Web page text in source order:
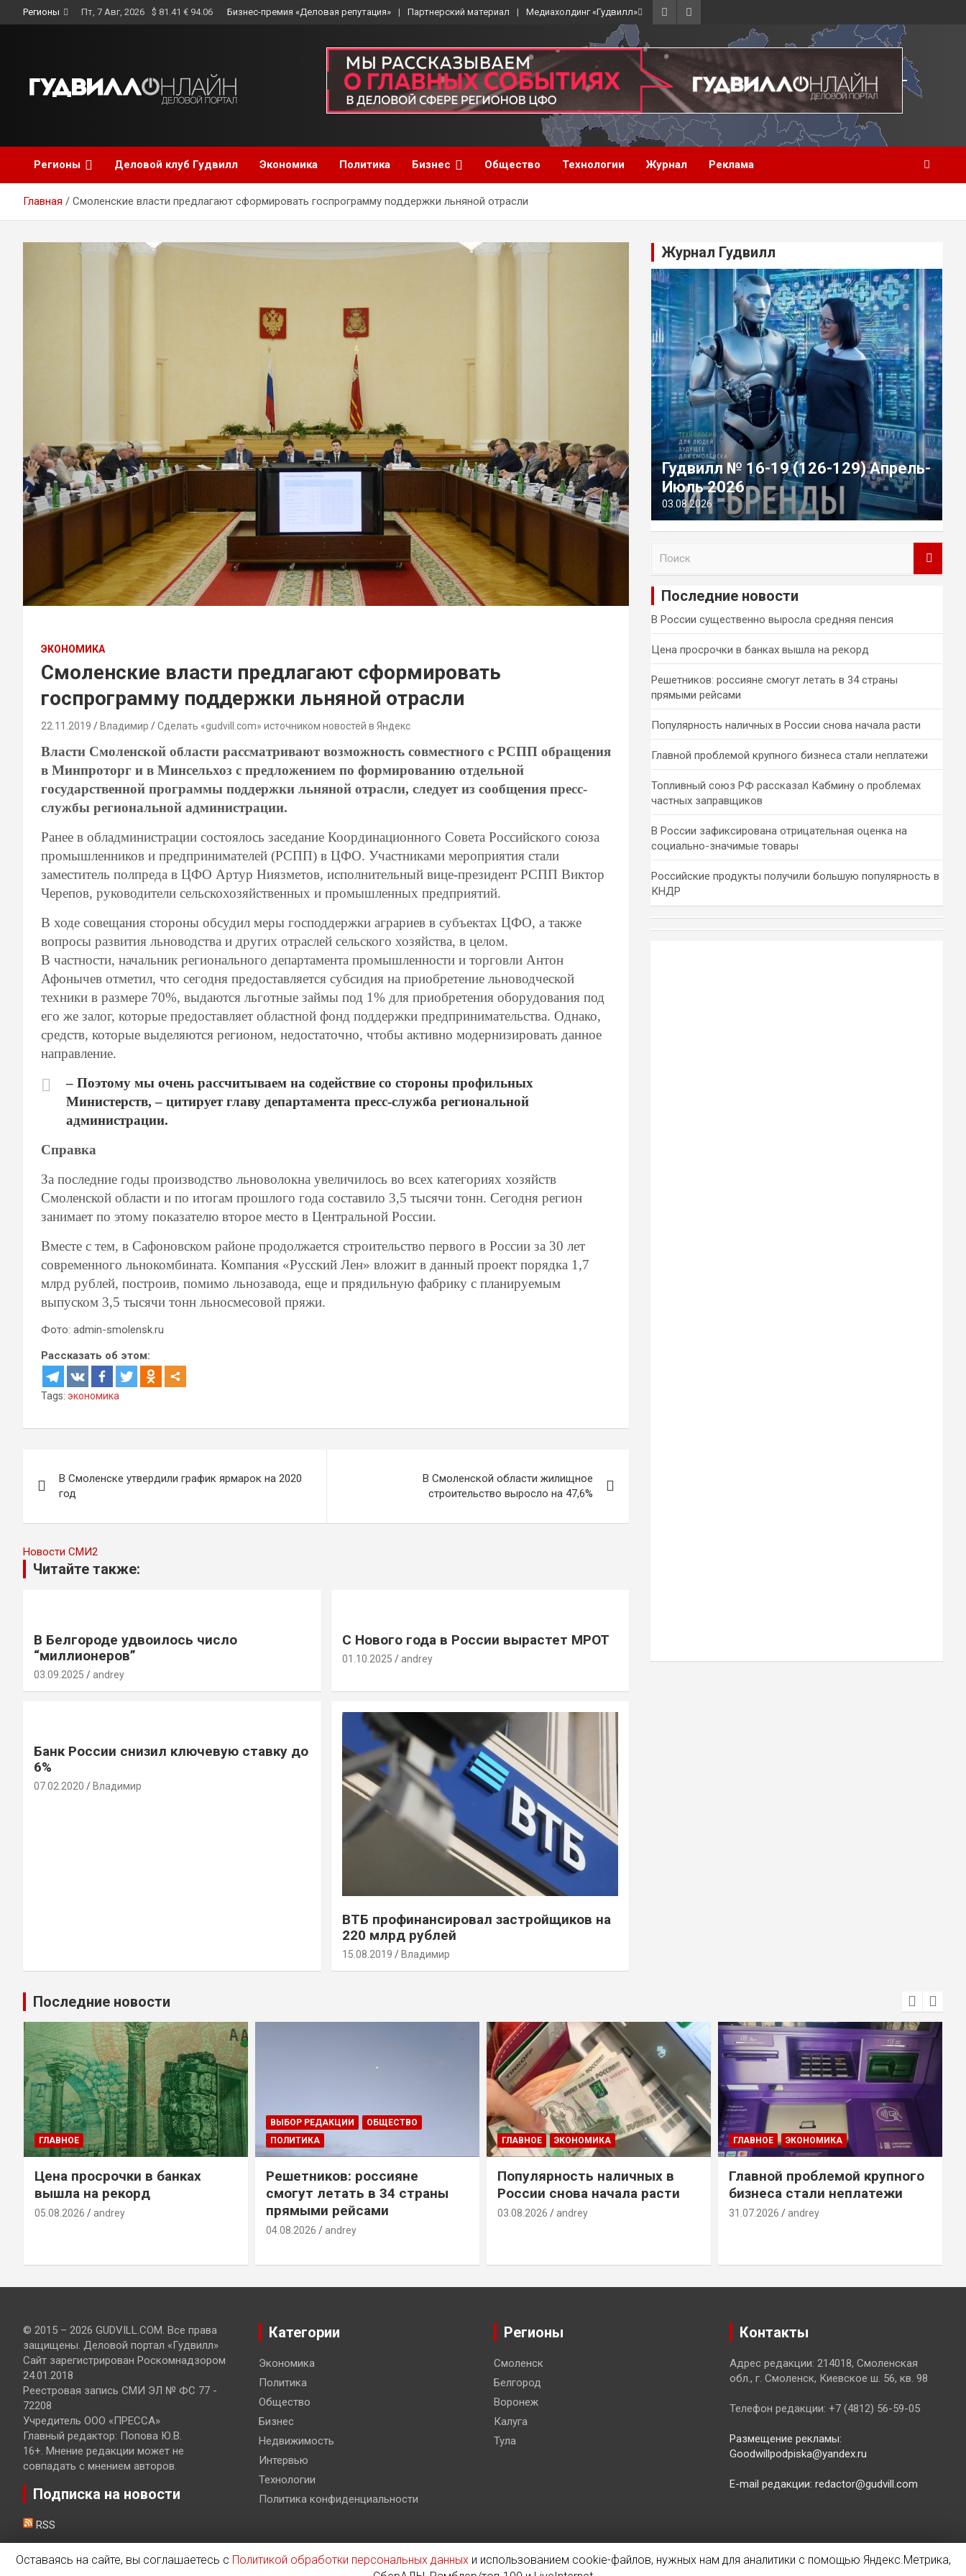
to
Регионы Пт, 7 Авг, 2026 $ 81.41 € 94.06 Бизнес-премия «Деловая репутация» Партнерский материал Медиахолдинг «Гудвилл»
Регионы Деловой клуб Гудвилл Экономика Политика Бизнес Общество Технологии Журнал Реклама
Главная Смоленские власти предлагают сформировать госпрограмму поддержки льняной отрасли
ЭКОНОМИКА
Смоленские власти предлагают сформировать
госпрограмму поддержки льняной отрасли
22.11.2019 Владимир Сделать «gudvill.com» источником новостей в Яндекс
Власти Смоленской области рассматривают возможность совместного с РСПП обращения
в Минпроторг и в Минсельхоз с предложением по формированию отдельной
государственной программы поддержки льняной отрасли, следует из сообщения пресс-
службы региональной администрации.
Ранее в обладминистрации состоялось заседание Координационного Совета Российского союза
промышленников и предпринимателей (РСПП) в ЦФО. Участниками мероприятия стали
заместитель полпреда в ЦФО Артур Ниязметов, исполнительный вице-президент РСПП Виктор
Черепов, руководители сельскохозяйственных и промышленных предприятий.
В ходе совещания стороны обсудил меры господдержки аграриев в субъектах ЦФО, а также
вопросы развития льноводства и других отраслей сельского хозяйства, в целом.
В частности, начальник регионального департамента промышленности и торговли Антон
Афонычев отметил, что сегодня предоставляется субсидия на приобретение льноводческой
техники в размере 70%, выдаются льготные займы под 1% для приобретения оборудования под
его же залог, которые предоставляет областной фонд поддержки предпринимательства. Однако,
средств, которые выделяются регионом, недостаточно, чтобы активно модернизировать данное
направление.
– Поэтому мы очень рассчитываем на содействие со стороны профильных
Министерств, – цитирует главу департамента пресс-служба региональной
администрации.
Справка
За последние годы производство льноволокна увеличилось во всех категориях хозяйств
Смоленской области и по итогам прошлого года составило 3,5 тысячи тонн. Сегодня регион
занимает по этому показателю второе место в Центральной России.
Вместе с тем, в Сафоновском районе продолжается строительство первого в России за 30 лет
современного льнокомбината. Компания «Русский Лен» вложит в данный проект порядка 1,7
млрд рублей, построив, помимо льнозавода, еще и прядильную фабрику с планируемым
выпуском 3,5 тысячи тонн льносмесовой пряжи.
Фото: admin-smolensk.ru
Рассказать об этом:
Tags: экономика
по
записям
В Смоленске утвердили график ярмарок на 2020
год
В Смоленской области жилищное
строительство выросло на 47,6%
Новости СМИ2
Читайте также:
В Белгороде удвоилось число
“миллионеров”
03.09.2025 andrey
С Нового года в России вырастет МРОТ
01.10.2025 andrey
Банк России снизил ключевую ставку до
6%
07.02.2020 Владимир
ВТБ профинансировал застройщиков на
220 млрд рублей
15.08.2019 Владимир
Журнал Гудвилл
Гудвилл № 16-19 (126-129) Апрель-
Июль 2026
03.08.2026
и
Последние новости
В России существенно выросла средняя пенсия
Цена просрочки в банках вышла на рекорд
Решетников: россияне смогут летать в 34 страны
прямыми рейсами
Популярность наличных в России снова начала расти
Главной проблемой крупного бизнеса стали неплатежи
Топливный союз РФ рассказал Кабмину о проблемах
частных заправщиков
В России зафиксирована отрицательная оценка на
социально-значимые товары
Российские продукты получили большую популярность в
КНДР
Последние новости
ГЛАВНОЕ
Цена просрочки в банках
вышла на рекорд
05.08.2026 andrey
ВЫБОР РЕДАКЦИИ
ОБЩЕСТВО
ПОЛИТИКА
Решетников: россияне
смогут летать в 34 страны
прямыми рейсами
04.08.2026 andrey
ГЛАВНОЕ ЭКОНОМИКА
Популярность наличных в
России снова начала расти
03.08.2026 andrey
ГЛАВНОЕ ЭКОНОМИКА
Главной проблемой крупного
бизнеса стали неплатежи
31.07.2026 andrey
© 2015 – 2026 GUDVILL.COM. Все права
защищены. Деловой портал «Гудвилл»
Сайт зарегистрирован Роскомнадзором
24.01.2018
Реестровая запись СМИ ЭЛ № ФС 77 -
72208
Учредитель ООО «ПРЕССА»
Главный редактор: Попова Ю.В.
16+. Мнение редакции может не
совпадать с мнением авторов.
Подписка на новости
RSS
Категории
Экономика
Политика
Общество
Бизнес
Недвижимость
Интервью
Технологии
Политика конфиденциальности
Регионы
Смоленск
Белгород
Воронеж
Калуга
Тула
Контакты
Адрес редакции: 214018, Смоленская
обл., г. Смоленск, Киевское ш. 56, кв. 98
Телефон редакции: +7 (4812) 56-59-05
Размещение рекламы:
Goodwillpodpiska@yandex.ru
E-mail редакции: redactor@gudvill.com
Оставаясь на сайте, вы соглашаетесь с Политикой обработки персональных данныхи использованием cookie-файлов, нужных нам для аналитики с помощью Яндекс.Метрика,